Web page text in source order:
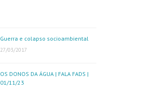
Guerra e colapso socioambiental
27/03/2017
OS DONOS DA ÁGUA | FALA FADS |
01/11/23